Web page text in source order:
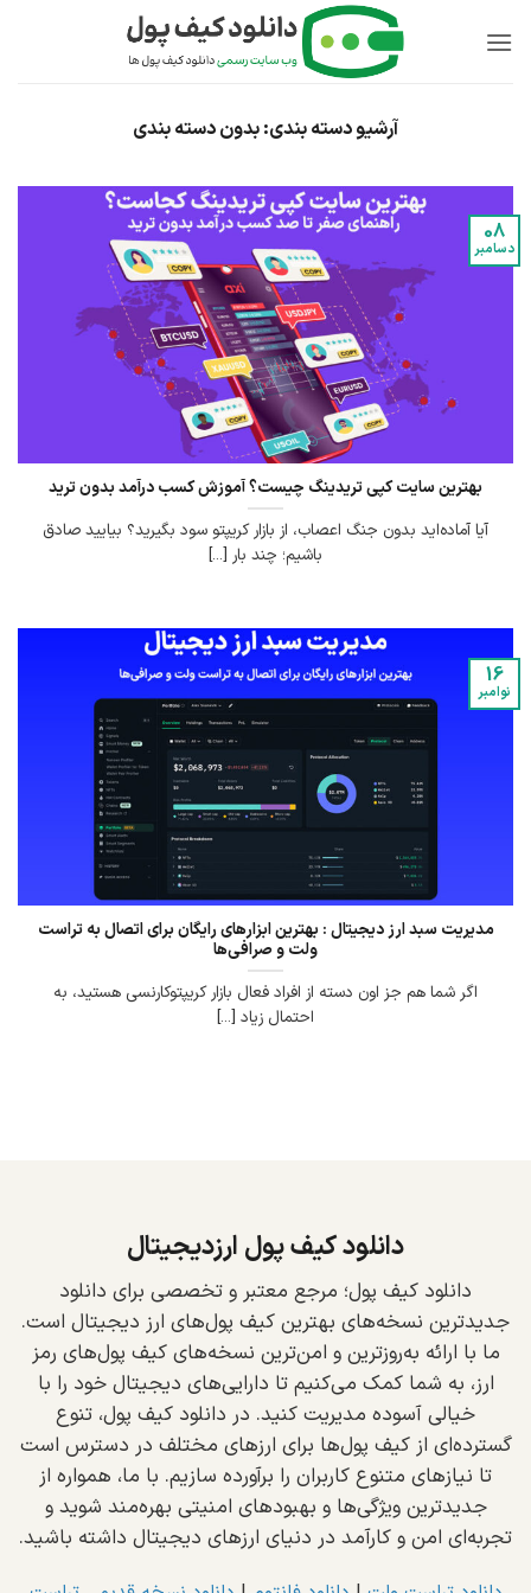
آرشیو دسته بندی:بدون دسته بندی
بهترین سایت کپی تریدینگ چیست؟ آموزش کسب درآمد بدون ترید
آیا آماده‌اید بدون جنگ اعصاب، از بازار کریپتو سود بگیرید؟ بیایید صادق
باشیم؛ چند بار [...]
08
دسامبر
مدیریت سبد ارز دیجیتال : بهترین ابزارهای رایگان برای اتصال به تراست
ولت و صرافی‌ها
اگر شما هم جز اون دسته از افراد فعال بازار کریپتوکارنسی هستید، به
احتمال زیاد [...]
16
نوامبر
دانلود کیف پول ارزدیجیتال
دانلود کیف پول؛ مرجع معتبر و تخصصی برای دانلود
جدیدترین نسخه‌های بهترین کیف پول‌های ارز دیجیتال است.
ما با ارائه به‌روزترین و امن‌ترین نسخه‌های کیف پول‌های رمز
ارز، به شما کمک می‌کنیم تا دارایی‌های دیجیتال خود را با
خیالی آسوده مدیریت کنید. در دانلود کیف پول، تنوع
گسترده‌ای از کیف پول‌ها برای ارزهای مختلف در دسترس است
تا نیازهای متنوع کاربران را برآورده سازیم. با ما، همواره از
جدیدترین ویژگی‌ها و بهبودهای امنیتی بهره‌مند شوید و
تجربه‌ای امن و کارآمد در دنیای ارزهای دیجیتال داشته باشید.
پشتیبان کیف پول